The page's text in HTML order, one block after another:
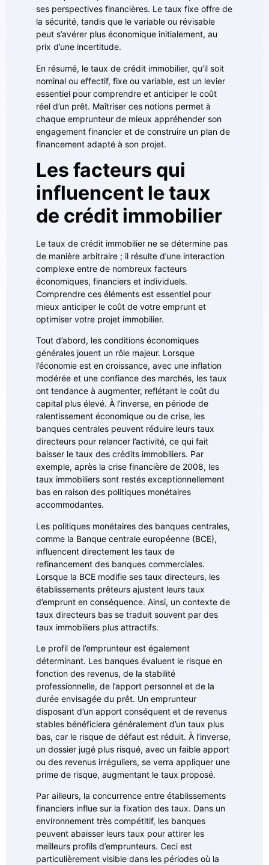
ses perspectives financières. Le taux fixe offre de
la sécurité, tandis que le variable ou révisable
peut s’avérer plus économique initialement, au
prix d’une incertitude.
En résumé, le taux de crédit immobilier, qu’il soit
nominal ou effectif, fixe ou variable, est un levier
essentiel pour comprendre et anticiper le coût
réel d’un prêt. Maîtriser ces notions permet à
chaque emprunteur de mieux appréhender son
engagement financier et de construire un plan de
financement adapté à son projet.
Les facteurs qui
influencent le taux
de crédit immobilier
Le taux de crédit immobilier ne se détermine pas
de manière arbitraire ; il résulte d’une interaction
complexe entre de nombreux facteurs
économiques, financiers et individuels.
Comprendre ces éléments est essentiel pour
mieux anticiper le coût de votre emprunt et
optimiser votre projet immobilier.
Tout d’abord, les conditions économiques
générales jouent un rôle majeur. Lorsque
l’économie est en croissance, avec une inflation
modérée et une confiance des marchés, les taux
ont tendance à augmenter, reflétant le coût du
capital plus élevé. À l’inverse, en période de
ralentissement économique ou de crise, les
banques centrales peuvent réduire leurs taux
directeurs pour relancer l’activité, ce qui fait
baisser le taux des crédits immobiliers. Par
exemple, après la crise financière de 2008, les
taux immobiliers sont restés exceptionnellement
bas en raison des politiques monétaires
accommodantes.
Les politiques monétaires des banques centrales,
comme la Banque centrale européenne (BCE),
influencent directement les taux de
refinancement des banques commerciales.
Lorsque la BCE modifie ses taux directeurs, les
établissements prêteurs ajustent leurs taux
d’emprunt en conséquence. Ainsi, un contexte de
taux directeurs bas se traduit souvent par des
taux immobiliers plus attractifs.
Le profil de l’emprunteur est également
déterminant. Les banques évaluent le risque en
fonction des revenus, de la stabilité
professionnelle, de l’apport personnel et de la
durée envisagée du prêt. Un emprunteur
disposant d’un apport conséquent et de revenus
stables bénéficiera généralement d’un taux plus
bas, car le risque de défaut est réduit. À l’inverse,
un dossier jugé plus risqué, avec un faible apport
ou des revenus irréguliers, se verra appliquer une
prime de risque, augmentant le taux proposé.
Par ailleurs, la concurrence entre établissements
financiers influe sur la fixation des taux. Dans un
environnement très compétitif, les banques
peuvent abaisser leurs taux pour attirer les
meilleurs profils d’emprunteurs. Ceci est
particulièrement visible dans les périodes où la